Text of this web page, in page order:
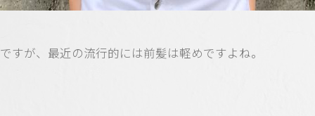
ですが、最近の流行的には前髪は軽めですよね。